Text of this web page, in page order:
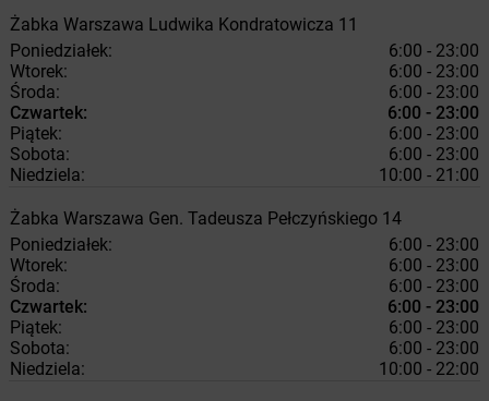
Żabka Warszawa Ludwika Kondratowicza 11
Poniedziałek:
6:00 - 23:00
Wtorek:
6:00 - 23:00
Środa:
6:00 - 23:00
Czwartek:
6:00 - 23:00
Piątek:
6:00 - 23:00
Sobota:
6:00 - 23:00
Niedziela:
10:00 - 21:00
Żabka Warszawa Gen. Tadeusza Pełczyńskiego 14
Poniedziałek:
6:00 - 23:00
Wtorek:
6:00 - 23:00
Środa:
6:00 - 23:00
Czwartek:
6:00 - 23:00
Piątek:
6:00 - 23:00
Sobota:
6:00 - 23:00
Niedziela:
10:00 - 22:00